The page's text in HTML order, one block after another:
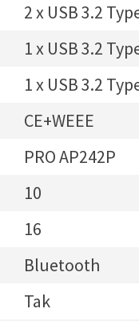
2 x USB 3.2
1 x USB 3.2
1 x USB 3.2
CE+WEEE
PRO AP242P
10
16
Bluetooth
Tak